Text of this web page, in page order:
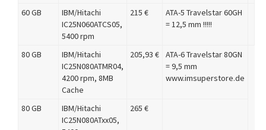
60 GB
IBM/Hitachi
IC25N060ATCS05,
5400 rpm
215 €
ATA-5 Travelstar 60GH
= 12,5 mm !!!!!
80 GB
IBM/Hitachi
IC25N080ATMR04,
4200 rpm, 8MB
Cache
205,93 €
ATA-6 Travelstar 80GN
= 9,5 mm
www.imsuperstore.de
80 GB
IBM/Hitachi
IC25N080ATxx05,
265 €